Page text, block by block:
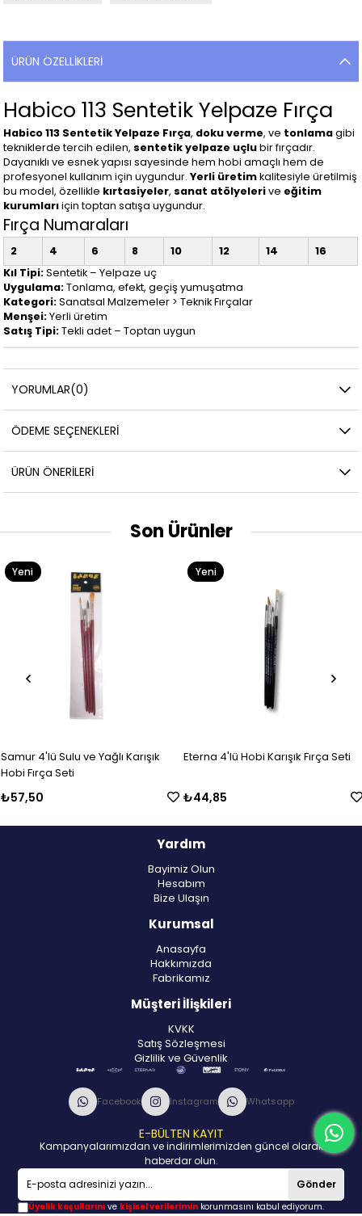
ÜRÜN ÖZELLIKLERI
Habico 113 Sentetik Yelpaze Fırça
Habico 113 Sentetik Yelpaze Fırça, doku verme,ve tonlamagibi
tekniklerde tercih edilen, sentetik yelpaze uçlubir fırçadır.
Dayanıklı ve esnek yapısı sayesinde hem hobi amaçlı hem de
profesyonel kullanım için uygundur.Yerli üretimkalitesiyle üretilmiş
bu model, özellikle kırtasiyeler, sanat atölyelerive eğitim
kurumlarıiçin toptan satışa uygundur.
Fırça Numaraları
2 4 6 8 10 12 14
16
Kıl Tipi:Sentetik – Yelpaze uç
Uygulama:Tonlama, efekt, geçiş yumuşatma
Kategori:Sanatsal Malzemeler > Teknik Fırçalar
Menşei:Yerli üretim
Satış Tipi:Tekli adet – Toptan uygun
YORUMLAR(0)
ÖDEME SEÇENEKLERI
ÜRÜN ÖNERILERI
Son Ürünler
Samur 4'lü Sulu ve Yağlı Karışık
Hobi Fırça Seti
₺57,50
Yeni
Eterna 4'lü Hobi Karışık Fırça Seti
₺44,85
Yeni
Yardım
Bayimiz Olun
Hesabım
Bize Ulaşın
Kurumsal
Anasayfa
Hakkımızda
Fabrikamız
Müşteri İlişkileri
KVKK
Satış Sözleşmesi
Gizlilik ve Güvenlik
Facebook Instagram Whatsapp
E-BÜLTEN KAYIT
Kampanyalarımızdan ve indirimlerimizden güncel olarak
haberdar olun.
Gönder
Üyelik koşullarını ve kişisel verilerimin korunmasını kabul ediyorum.